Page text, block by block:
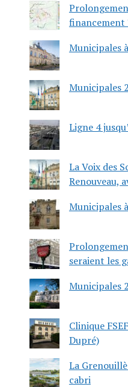
financement
Municipales
Municipales
Ligne 4
La Voix des
Renouveau,
Municipales
seraient les
Municipales
Clinique
Dupré)
La
cabri